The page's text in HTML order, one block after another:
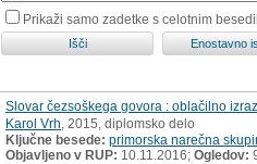
Prikaži samo zadetke s celotnim
Slovar čezsoškega govora : oblačilno
Karol Vrh , 2015, diplomsko delo
Ključne besede: primorska narečna
Objavljeno v RUP: 10.11.2016; Ogledov: